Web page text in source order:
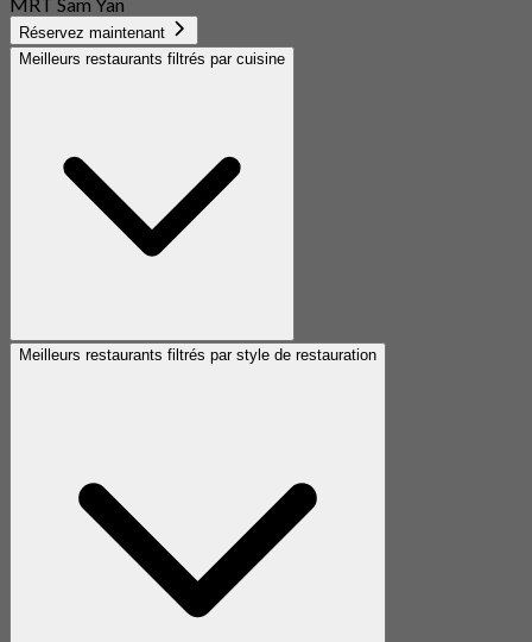
Réservez maintenant
Meilleurs restaurants filtrés par cuisine
Meilleurs restaurants filtrés par style de restauration